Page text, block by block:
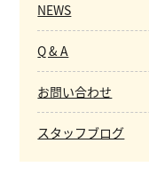
NEWS
Q & A
お問い合わせ
スタッフブログ